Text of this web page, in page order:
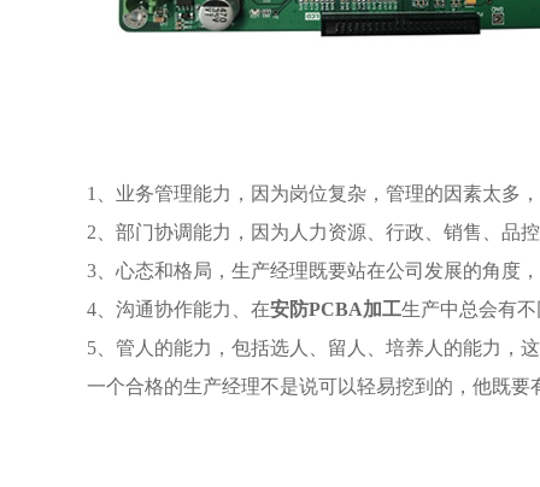
1、业务管理能力，因为岗位复杂，管理的因素太多
2、部门协调能力，因为人力资源、行政、销售、品
3、心态和格局，生产经理既要站在公司发展的角度
4、沟通协作能力、在安防PCBA加工生产中总会有
5、管人的能力，包括选人、留人、培养人的能力，
一个合格的生产经理不是说可以轻易挖到的，他既